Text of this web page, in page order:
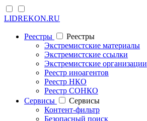
LIDREKON.RU
Реестры
Реестры
Экстремистские материалы
Экстремистские ссылки
Экстремистские организации
Реестр иноагентов
Реестр НКО
Реестр СОНКО
Cервисы
Cервисы
Контент-фильтр
Безопасный поиск